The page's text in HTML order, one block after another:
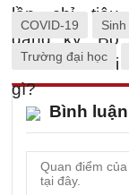
COVID-19
Trường đại học
Bình luận